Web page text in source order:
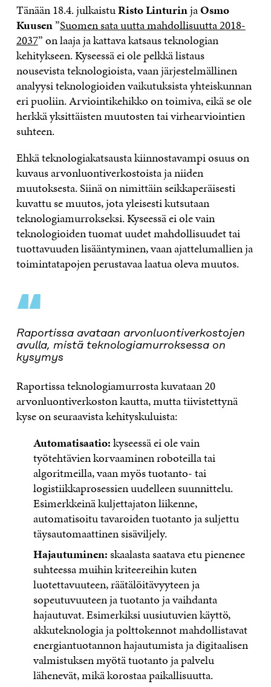
Tänään 18.4. julkaistuRisto LinturinjaOsmo
Kuusen”Suomen sata uutta mahdollisuutta 2018-
2037” on laaja ja kattava katsaus teknologian
kehitykseen. Kyseessä ei ole pelkkä listaus
nousevista teknologioista, vaan järjestelmällinen
analyysi teknologioiden vaikutuksista yhteiskunnan
eri puoliin. Arviointikehikko on toimiva, eikä se ole
herkkä yksittäisten muutosten tai virhearviointien
suhteen.
Ehkä teknologiakatsausta kiinnostavampi osuus on
kuvaus arvonluontiverkostoista ja niiden
muutoksesta. Siinä on nimittäin seikkaperäisesti
kuvattu se muutos, jota yleisesti kutsutaan
teknologiamurrokseksi. Kyseessä ei ole vain
teknologioiden tuomat uudet mahdollisuudet tai
tuottavuuden lisääntyminen, vaan ajattelumallien ja
toimintatapojen perustavaa laatua oleva muutos.
“
Raportissa avataan arvonluontiverkostojen
avulla, mistä teknologiamurroksessa on
kysymys
Raportissa teknologiamurrosta kuvataan 20
arvonluontiverkoston kautta, mutta tiivistettynä
kyse on seuraavista kehityskuluista:
Automatisaatio:kyseessä ei ole vain
työtehtävien korvaaminen roboteilla tai
algoritmeilla, vaan myös tuotanto- tai
logistiikkaprosessien uudelleen suunnittelu.
Esimerkkeinä kuljettajaton liikenne,
automatisoitu tavaroiden tuotanto ja suljettu
täysautomaattinen sisäviljely.
Hajautuminen:skaalasta saatava etu pienenee
suhteessa muihin kriteereihin kuten
luotettavuuteen, räätälöitävyyteen ja
sopeutuvuuteen ja tuotanto ja vaihdanta
hajautuvat. Esimerkiksi uusiutuvien käyttö,
akkuteknologia ja polttokennot mahdollistavat
energiantuotannon hajautumista ja digitaalisen
valmistuksen myötä tuotanto ja palvelu
lähenevät, mikä korostaa paikallisuutta.